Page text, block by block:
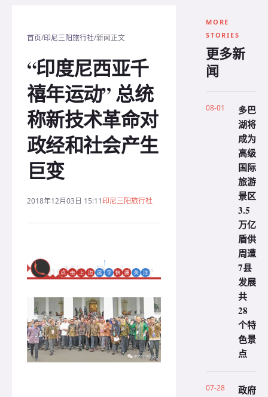
首页/印尼三阳旅行社/新闻正文
“印度尼西亚千
禧年运动” 总统
称新技术革命对
政经和社会产生
巨变
2018年12月03日 15:11印尼三阳旅行社
MORE
STORIES
更多新
闻
08-01
多巴
湖将
成为
高级
国际
旅游
景区
3.5
万亿
盾供
周遭
7县
发展
共
28
个特
色景
点
07-28
政府